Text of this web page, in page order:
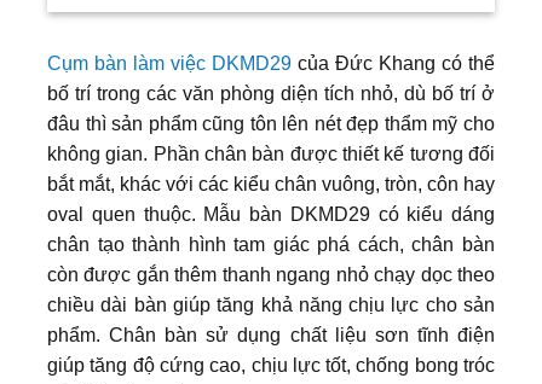
Cụm bàn làm việc DKMD29 của Đức Khang có thể
bố trí trong các văn phòng diện tích nhỏ, dù bố trí ở
đâu thì sản phẩm cũng tôn lên nét đẹp thẩm mỹ cho
không gian. Phần chân bàn được thiết kế tương đối
bắt mắt, khác với các kiểu chân vuông, tròn, côn hay
oval quen thuộc. Mẫu bàn DKMD29 có kiểu dáng
chân tạo thành hình tam giác phá cách, chân bàn
còn được gắn thêm thanh ngang nhỏ chạy dọc theo
chiều dài bàn giúp tăng khả năng chịu lực cho sản
phẩm. Chân bàn sử dụng chất liệu sơn tĩnh điện
giúp tăng độ cứng cao, chịu lực tốt, chống bong tróc